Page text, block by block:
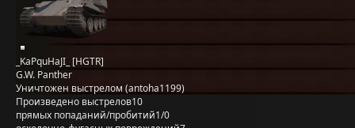
_KaPquHaJI_ [HGTR]
G.W. Panther
Уничтожен выстрелом (antoha1199)
Произведено выстрелов10
прямых попаданий/пробитий1/0